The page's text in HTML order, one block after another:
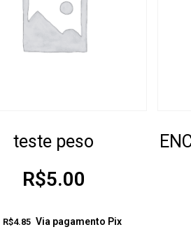
teste peso
R$5.00
R$4.85 Via pagamento Pix